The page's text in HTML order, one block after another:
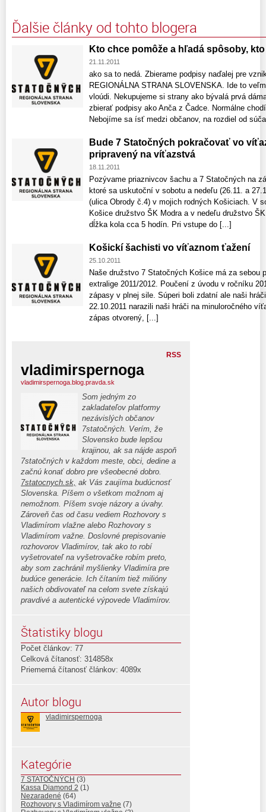
Ďalšie články od tohto blogera
Kto chce pomôže a hľadá spôsoby,
21.11.2011
ako sa to nedá. Zbierame podpisy naďalej pre
REGIONÁLNA STRANA SLOVENSKA. Ide to
vloúdi. Nekupujeme si strany ako bývalá prvá
zbierať podpisy ako Anča z Čadce. Normálne
Nebojíme sa ísť medzi občanov, na rozdiel od
Bude 7 Statočných pokračovať vo
pripravený na víťazstvá
18.11.2011
Pozývame priaznivcov šachu a 7 Statočných na
ktoré sa uskutoční v sobotu a nedeľu (26.11. a
(ulica Obrody č.4) v mojich rodných Košiciach. V
Košice družstvo ŠK Modra a v nedeľu družstvo
dĺžka kola cca 5 hodín. Pri vstupe do [...]
Košickí šachisti vo víťaznom ťažení
25.10.2011
Naše družstvo 7 Statočných Košice má za sebou
extralige 2011/2012. Poučení z úvodu v ročníku
zápasy v plnej sile. Súperi boli zdatní ale naši
22.10.2011 narazili naši hráči na minuloročného
zápas otvorený, [...]
RSS
vladimirspernoga
vladimirspernoga.blog.pravda.sk
Som jedným zo
zakladateľov platformy
nezávislých občanov
7statočných. Verím, že
Slovensko bude lepšou
krajinou, ak sa nájde aspoň
7statočných v každom meste, obci, dedine a
začnú konať dobro pre všeobecné dobro.
7statocnych.sk, ak Vás zaujíma budúcnosť
Slovenska. Píšem o všetkom možnom aj
nemožnom. Píšem svoje názory a úvahy.
Zároveň čas od času vediem Rozhovory s
Vladimírom vlažne alebo Rozhovory s
Vladimírom važne. Doslovné prepisovanie
rozhovorov Vladimírov, tak ako to robí
vyšetrovateľ na vyšetrovačke robím preto,
aby som zachránil myšlienky Vladimíra pre
budúce generácie. Ich čítaním tiež milióny
našich obdivovateľ na celom svete získajú
pravdivé a autentické výpovede Vladimírov.
Štatistiky blogu
Počet článkov: 77
Celková čítanosť: 314858x
Priemerná čítanosť článkov: 4089x
Autor blogu
vladimirspernoga
Kategórie
7 STATOČNÝCH (3)
Kassa Diamond 2 (1)
Nezaradené (64)
Rozhovory s Vladimírom važne (7)